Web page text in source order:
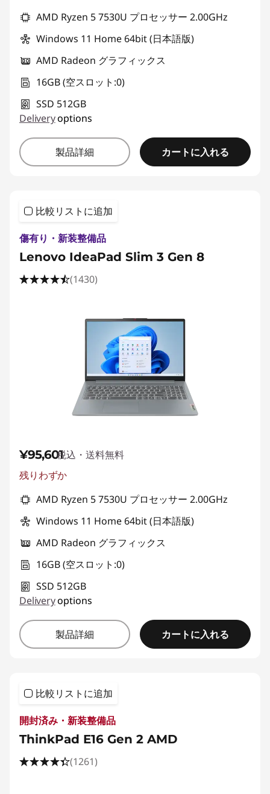
AMD Ryzen 5 7530U プロセッサー 2.00GHz
Windows 11 Home 64bit (日本語版)
AMD Radeon グラフィックス
16GB (空スロット:0)
SSD 512GB
Deliveryoptions
製品詳細 カートに入れる
比較リストに追加
傷有り・新装整備品
Lenovo IdeaPad Slim 3 Gen 8
(1430)
¥95,601税込・送料無料
特別割引 :
残りわずか
AMD Ryzen 5 7530U プロセッサー 2.00GHz
Windows 11 Home 64bit (日本語版)
AMD Radeon グラフィックス
16GB (空スロット:0)
SSD 512GB
Deliveryoptions
製品詳細 カートに入れる
比較リストに追加
開封済み・新装整備品
ThinkPad E16 Gen 2 AMD
(1261)